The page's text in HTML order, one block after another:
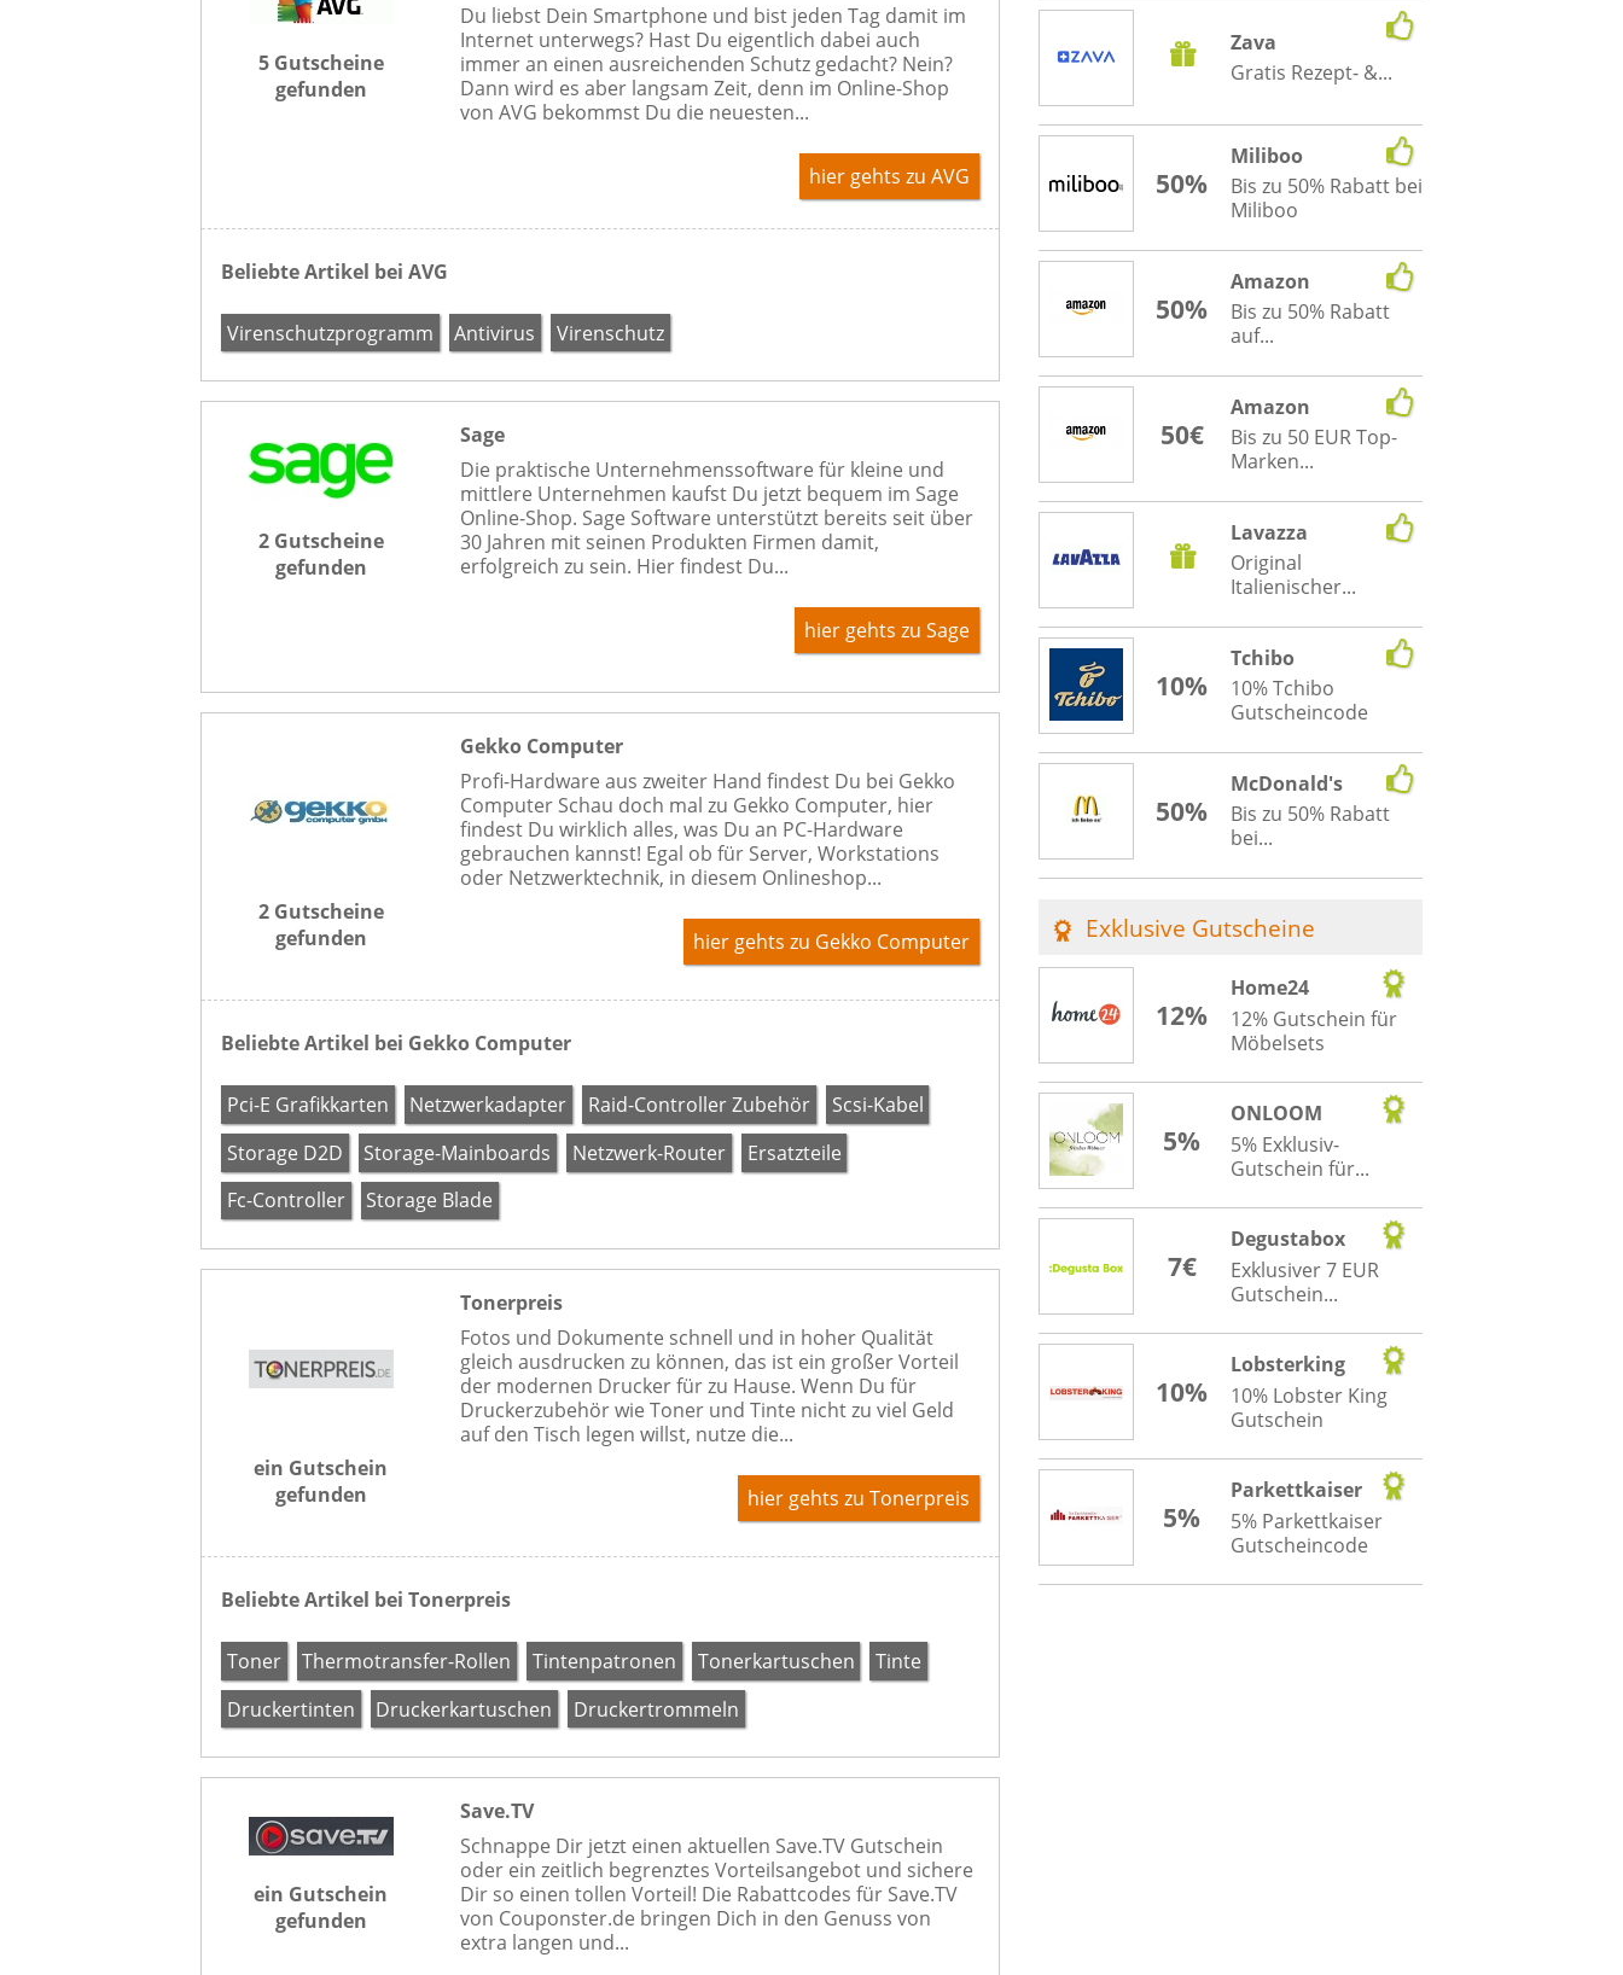
5 Gutscheine
gefunden
Du liebst Dein Smartphone und bist jeden Tag damit im
Internet unterwegs? Hast Du eigentlich dabei auch
immer an einen ausreichenden Schutz gedacht? Nein?
Dann wird es aber langsam Zeit, denn im Online-Shop
von AVG bekommst Du die neuesten...
hier gehts zu AVG
Beliebte Artikel bei AVG
Virenschutzprogramm Antivirus Virenschutz
2 Gutscheine
gefunden
Sage
Die praktische Unternehmenssoftware für kleine und
mittlere Unternehmen kaufst Du jetzt bequem im Sage
Online-Shop. Sage Software unterstützt bereits seit über
30 Jahren mit seinen Produkten Firmen damit,
erfolgreich zu sein. Hier findest Du...
hier gehts zu Sage
2 Gutscheine
gefunden
Gekko Computer
Profi-Hardware aus zweiter Hand findest Du bei Gekko
Computer Schau doch mal zu Gekko Computer, hier
findest Du wirklich alles, was Du an PC-Hardware
gebrauchen kannst! Egal ob für Server, Workstations
oder Netzwerktechnik, in diesem Onlineshop...
hier gehts zu Gekko Computer
Beliebte Artikel bei Gekko Computer
Pci-E Grafikkarten Netzwerkadapter Raid-Controller Zubehör
Scsi-Kabel
Storage D2D
Storage-Mainboards Netzwerk-Router
Ersatzteile
Fc-Controller
Storage Blade
ein Gutschein
gefunden
Tonerpreis
Fotos und Dokumente schnell und in hoher Qualität
gleich ausdrucken zu können, das ist ein großer Vorteil
der modernen Drucker für zu Hause. Wenn Du für
Druckerzubehör wie Toner und Tinte nicht zu viel Geld
auf den Tisch legen willst, nutze die...
hier gehts zu Tonerpreis
Beliebte Artikel bei Tonerpreis
Toner Thermotransfer-Rollen Tintenpatronen Tonerkartuschen
Tinte
Druckertinten
Druckerkartuschen Druckertrommeln
ein Gutschein
gefunden
Save.TV
Schnappe Dir jetzt einen aktuellen Save.TV Gutschein
oder ein zeitlich begrenztes Vorteilsangebot und sichere
Dir so einen tollen Vorteil! Die Rabattcodes für Save.TV
von Couponster.de bringen Dich in den Genuss von
extra langen und...
Zava
Gratis Rezept- &...
50%
Miliboo
Bis zu 50% Rabatt bei
Miliboo
50%
Amazon
Bis zu 50% Rabatt
auf...
50€
Amazon
Bis zu 50 EUR Top-
Marken...
Lavazza
Original
Italienischer...
10%
Tchibo
10% Tchibo
Gutscheincode
50%
McDonald's
Bis zu 50% Rabatt
bei...
Exklusive Gutscheine
12%
Home24
12% Gutschein für
Möbelsets
5%
ONLOOM
5% Exklusiv-
Gutschein für...
7€
Degustabox
Exklusiver 7 EUR
Gutschein...
10%
Lobsterking
10% Lobster King
Gutschein
5%
Parkettkaiser
5% Parkettkaiser
Gutscheincode